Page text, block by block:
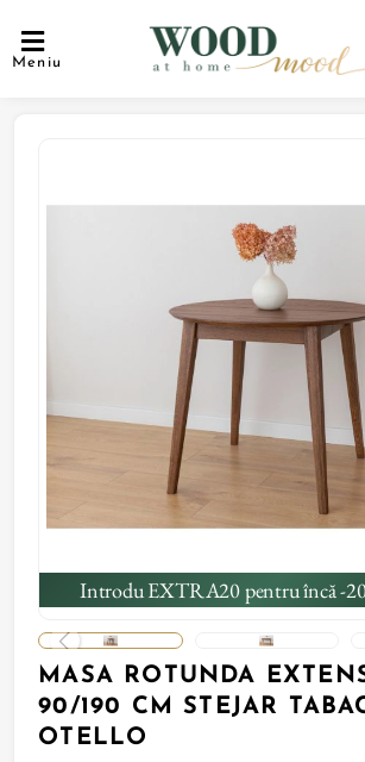
Meniu
Introdu EXTRA20 pentru încă -
MASA ROTUNDA
90/190 CM STEJAR
OTELLO